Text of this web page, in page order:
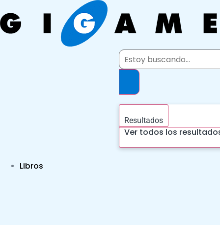
al
contenido
Search
Resultados
Ver todos los
Libros